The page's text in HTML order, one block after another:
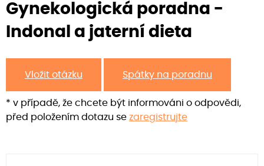
Gynekologická poradna -
Indonal a jaterní dieta
Vložit otázku Spátky na poradnu
* v případě, že chcete být informováni o odpovědi,
před položením dotazu se zaregistrujte